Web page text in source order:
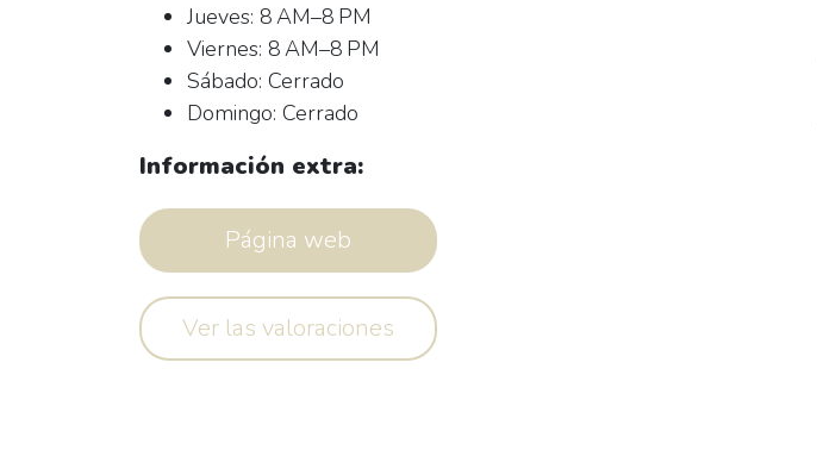
Jueves: 8 AM–8 PM
Viernes: 8 AM–8 PM
Sábado: Cerrado
Domingo: Cerrado
Información extra:
Página web
Ver las valoraciones